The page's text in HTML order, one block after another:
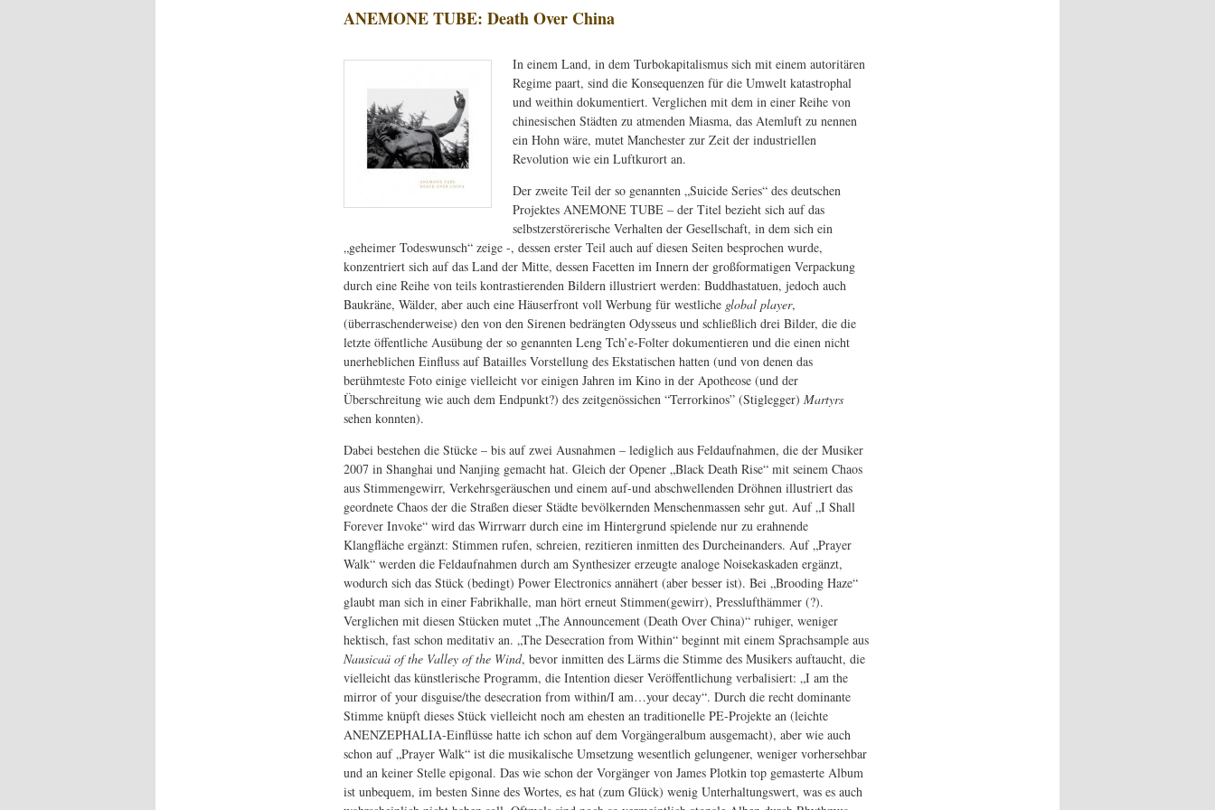
ANEMONE TUBE: Death Over China
In einem Land, in dem Turbokapitalismus sich mit einem autoritären
Regime paart, sind die Konsequenzen für die Umwelt katastrophal
und weithin dokumentiert. Verglichen mit dem in einer Reihe von
chinesischen Städten zu atmenden Miasma, das Atemluft zu nennen
ein Hohn wäre, mutet Manchester zur Zeit der industriellen
Revolution wie ein Luftkurort an.
Der zweite Teil der so genannten „Suicide Series“ des deutschen
Projektes ANEMONE TUBE – der Titel bezieht sich auf das
selbstzerstörerische Verhalten der Gesellschaft, in dem sich ein
„geheimer Todeswunsch“ zeige -, dessen erster Teil auch auf diesen Seiten besprochen wurde,
konzentriert sich auf das Land der Mitte, dessen Facetten im Innern der großformatigen Verpackung
durch eine Reihe von teils kontrastierenden Bildern illustriert werden: Buddhastatuen, jedoch auch
Baukräne, Wälder, aber auch eine Häuserfront voll Werbung für westliche global player,
(überraschenderweise) den von den Sirenen bedrängten Odysseus und schließlich drei Bilder, die die
letzte öffentliche Ausübung der so genannten Leng Tch’e-Folter dokumentieren und die einen nicht
unerheblichen Einfluss auf Batailles Vorstellung des Ekstatischen hatten (und von denen das
berühmteste Foto einige vielleicht vor einigen Jahren im Kino in der Apotheose (und der
Überschreitung wie auch dem Endpunkt?) des zeitgenössichen “Terrorkinos” (Stiglegger) Martyrs
sehen konnten).
Dabei bestehen die Stücke – bis auf zwei Ausnahmen – lediglich aus Feldaufnahmen, die der Musiker
2007 in Shanghai und Nanjing gemacht hat. Gleich der Opener „Black Death Rise“ mit seinem Chaos
aus Stimmengewirr, Verkehrsgeräuschen und einem auf-und abschwellenden Dröhnen illustriert das
geordnete Chaos der die Straßen dieser Städte bevölkernden Menschenmassen sehr gut. Auf „I Shall
Forever Invoke“ wird das Wirrwarr durch eine im Hintergrund spielende nur zu erahnende
Klangfläche ergänzt: Stimmen rufen, schreien, rezitieren inmitten des Durcheinanders. Auf „Prayer
Walk“ werden die Feldaufnahmen durch am Synthesizer erzeugte analoge Noisekaskaden ergänzt,
wodurch sich das Stück (bedingt) Power Electronics annähert (aber besser ist). Bei „Brooding Haze“
glaubt man sich in einer Fabrikhalle, man hört erneut Stimmen(gewirr), Presslufthämmer (?).
Verglichen mit diesen Stücken mutet „The Announcement (Death Over China)“ ruhiger, weniger
hektisch, fast schon meditativ an. „The Desecration from Within“ beginnt mit einem Sprachsample aus
Nausicaä of the Valley of the Wind, bevor inmitten des Lärms die Stimme des Musikers auftaucht, die
vielleicht das künstlerische Programm, die Intention dieser Veröffentlichung verbalisiert: „I am the
mirror of your disguise/the desecration from within/I am…your decay“. Durch die recht dominante
Stimme knüpft dieses Stück vielleicht noch am ehesten an traditionelle PE-Projekte an (leichte
ANENZEPHALIA-Einflüsse hatte ich schon auf dem Vorgängeralbum ausgemacht), aber wie auch
schon auf „Prayer Walk“ ist die musikalische Umsetzung wesentlich gelungener, weniger vorhersehbar
und an keiner Stelle epigonal. Das wie schon der Vorgänger von James Plotkin top gemasterte Album
ist unbequem, im besten Sinne des Wortes, es hat (zum Glück) wenig Unterhaltungswert, was es auch